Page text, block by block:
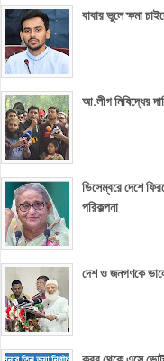
বাবার ভুলে ক্ষমা
আ.লীগ নিষিদ্ধের
ডিসেম্বরে দেশে
পরিকল্পনা
দেশ ও জনগণকে